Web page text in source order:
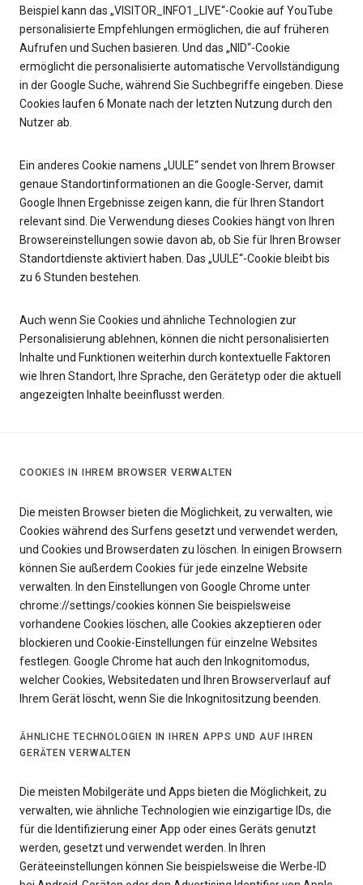
Beispiel kann das „VISITOR_INFO1_LIVE“-Cookie auf YouTube
personalisierte Empfehlungen ermöglichen, die auf früheren
Aufrufen und Suchen basieren. Und das „NID“-Cookie
ermöglicht die personalisierte automatische Vervollständigung
in der Google Suche, während Sie Suchbegriffe eingeben. Diese
Cookies laufen 6 Monate nach der letzten Nutzung durch den
Nutzer ab.
Ein anderes Cookie namens „UULE“ sendet von Ihrem Browser
genaue Standortinformationen an die Google-Server, damit
Google Ihnen Ergebnisse zeigen kann, die für Ihren Standort
relevant sind. Die Verwendung dieses Cookies hängt von Ihren
Browsereinstellungen sowie davon ab, ob Sie für Ihren Browser
Standortdienste aktiviert haben. Das „UULE“-Cookie bleibt bis
zu 6 Stunden bestehen.
Auch wenn Sie Cookies und ähnliche Technologien zur
Personalisierung ablehnen, können die nicht personalisierten
Inhalte und Funktionen weiterhin durch kontextuelle Faktoren
wie Ihren Standort, Ihre Sprache, den Gerätetyp oder die aktuell
angezeigten Inhalte beeinflusst werden.
COOKIES IN IHREM BROWSER VERWALTEN
Die meisten Browser bieten die Möglichkeit, zu verwalten, wie
Cookies während des Surfens gesetzt und verwendet werden,
und Cookies und Browserdaten zu löschen. In einigen Browsern
können Sie außerdem Cookies für jede einzelne Website
verwalten. In den Einstellungen von Google Chrome unter
chrome://settings/cookies können Sie beispielsweise
vorhandene Cookies löschen, alle Cookies akzeptieren oder
blockieren und Cookie-Einstellungen für einzelne Websites
festlegen. Google Chrome hat auch den Inkognitomodus,
welcher Cookies, Websitedaten und Ihren Browserverlauf auf
Ihrem Gerät löscht, wenn Sie die Inkognitositzung beenden.
ÄHNLICHE TECHNOLOGIEN IN IHREN APPS UND AUF IHREN
GERÄTEN VERWALTEN
Die meisten Mobilgeräte und Apps bieten die Möglichkeit, zu
verwalten, wie ähnliche Technologien wie einzigartige IDs, die
für die Identifizierung einer App oder eines Geräts genutzt
werden, gesetzt und verwendet werden. In Ihren
Geräteeinstellungen können Sie beispielsweise die Werbe-ID